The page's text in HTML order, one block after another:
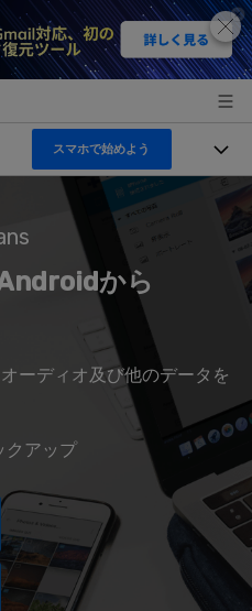
スマホで始めよう
ログイン
から
ーディオ及び他のデータを
クアップ